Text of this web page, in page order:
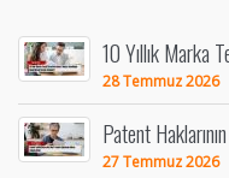
10 Yıllık Marka
28 Temmuz 2026
Patent
27 Temmuz 2026